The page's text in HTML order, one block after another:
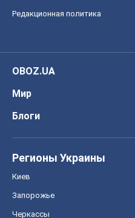
Редакционная политика
OBOZ.UA
Мир
Блоги
Регионы Украины
Киев
Запорожье
Черкассы